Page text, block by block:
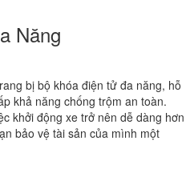
Năng
bị bộ khóa điện tử đa năng, hỗ
khả năng chống trộm an toàn.
khởi động xe trở nên dễ dàng hơn
bảo vệ tài sản của mình một